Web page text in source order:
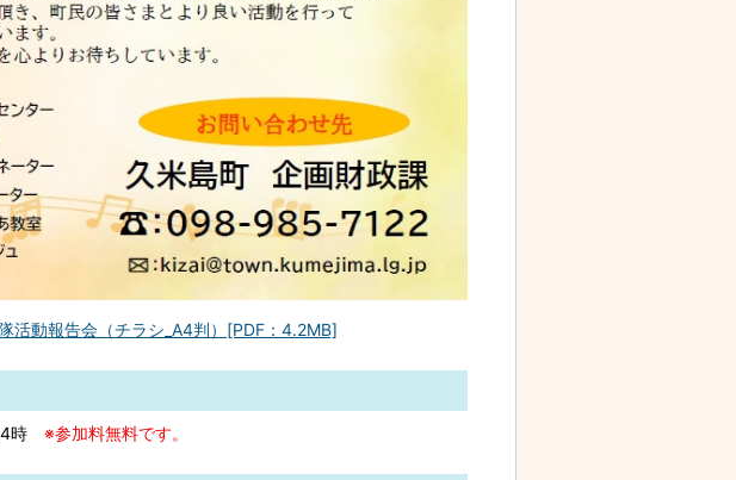
活動報告会（チラシ_A4判）[PDF：4.2MB]
4時 ※参加料無料です。